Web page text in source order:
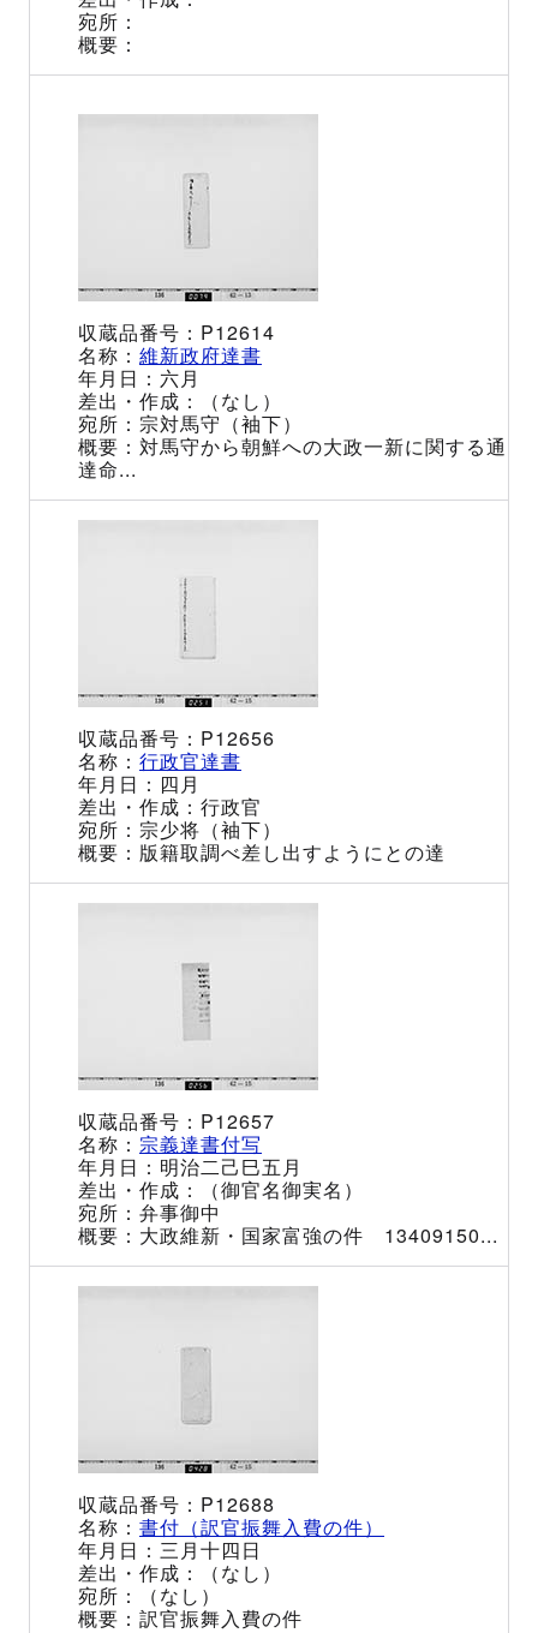
P12614
維新政府達書
六月
（なし）
宗対馬守（袖下）
対馬守から朝鮮への大政一新に関する通
達命...
P12656
行政官達書
四月
行政官
宗少将（袖下）
版籍取調べ差し出すようにとの達
P12657
宗義達書付写
明治二己巳五月
（御官名御実名）
弁事御中
大政維新・国家富強の件 13409150...
P12688
書付（訳官振舞入費の件）
三月十四日
（なし）
（なし）
訳官振舞入費の件